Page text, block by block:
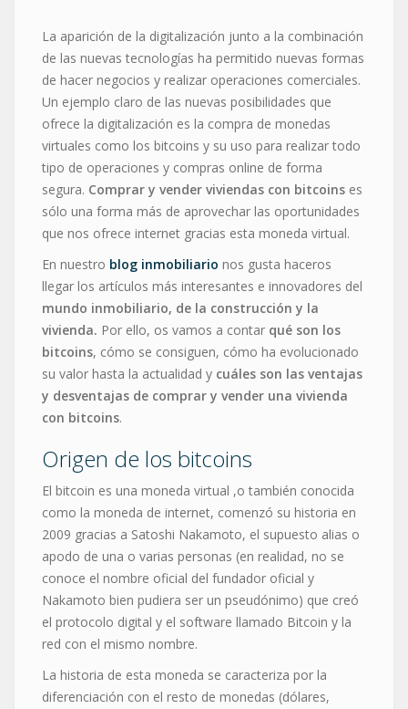
La aparición de la digitalización junto a la combinación
de las nuevas tecnologías ha permitido nuevas formas
de hacer negocios y realizar operaciones comerciales.
Un ejemplo claro de las nuevas posibilidades que
ofrece la digitalización es la compra de monedas
virtuales como los bitcoins y su uso para realizar todo
tipo de operaciones y compras online de forma
segura. Comprar y vender viviendas con bitcoins es
sólo una forma más de aprovechar las oportunidades
que nos ofrece internet gracias esta moneda virtual.
En nuestro blog inmobiliario nos gusta haceros
llegar los artículos más interesantes e innovadores del
mundo inmobiliario, de la construcción y la
vivienda. Por ello, os vamos a contar qué son los
bitcoins, cómo se consiguen, cómo ha evolucionado
su valor hasta la actualidad y cuáles son las ventajas
y desventajas de comprar y vender una vivienda
con bitcoins.
Origen de los bitcoins
El bitcoin es una moneda virtual ,o también conocida
como la moneda de internet, comenzó su historia en
2009 gracias a Satoshi Nakamoto, el supuesto alias o
apodo de una o varias personas (en realidad, no se
conoce el nombre oficial del fundador oficial y
Nakamoto bien pudiera ser un pseudónimo) que creó
el protocolo digital y el software llamado Bitcoin y la
red con el mismo nombre.
La historia de esta moneda se caracteriza por la
diferenciación con el resto de monedas (dólares,